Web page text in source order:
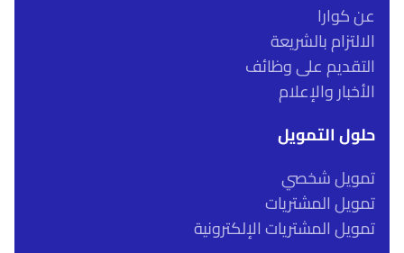
عن كوارا
الالتزام بالشريعة
التقديم على وظائف
الأخبار والإعلام
حلول التمويل
تمويل شخصي
تمويل المشتريات
تمويل المشتريات الإلكترونية